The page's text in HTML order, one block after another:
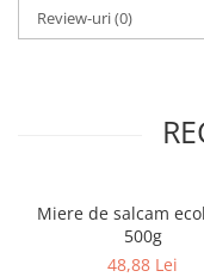
Carti de colorat
Pot desena minunat
Sa coloram cu Nicol
Codul copiilor de
Copii 0-7 ani
Review-uri(0)
Miere de salcam
500g
48,88 Lei